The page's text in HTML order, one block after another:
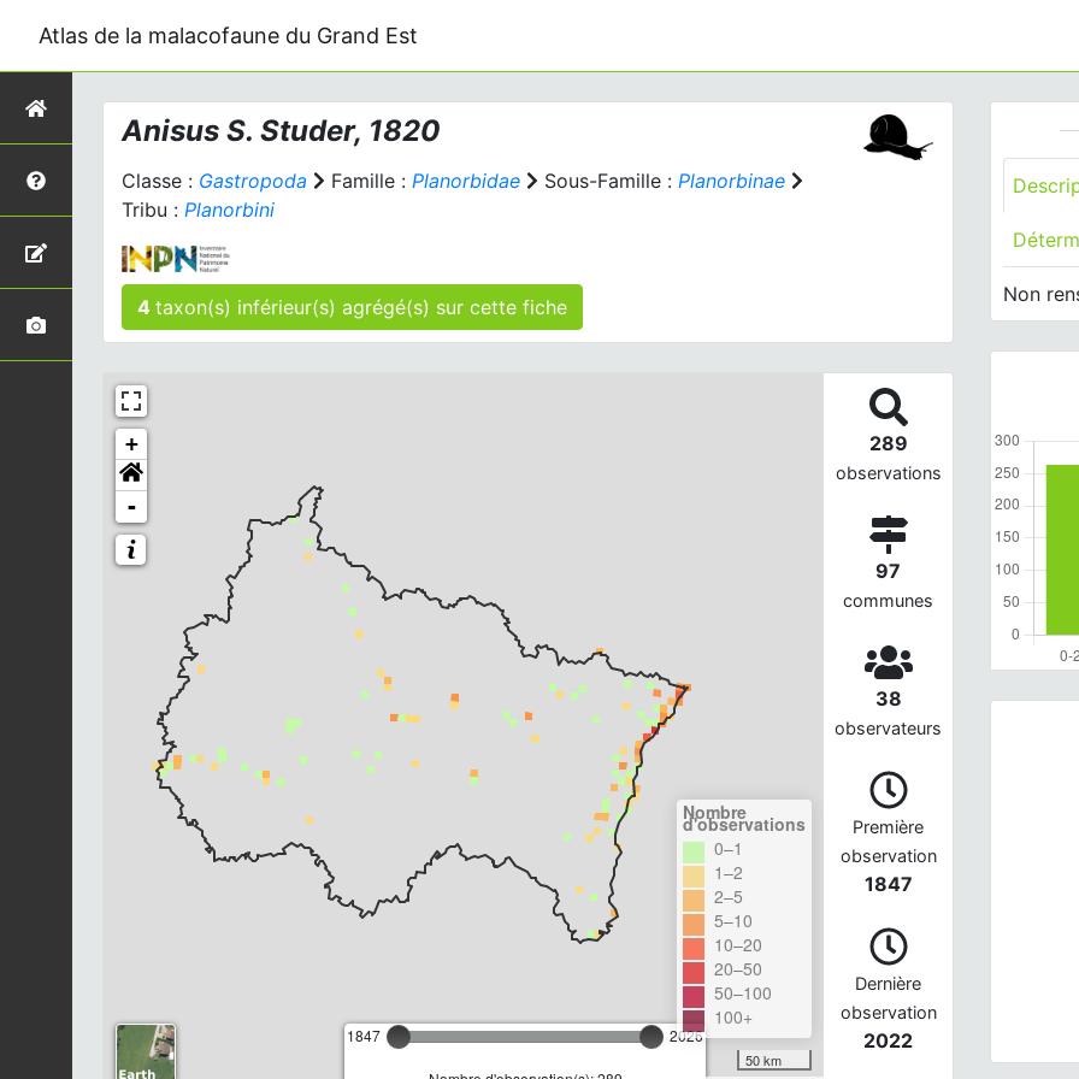
Atlas de la malacofaune du Grand Est
Anisus S. Studer, 1820
Classe : Gastropoda Famille : Planorbidae Sous-Famille : Planorbinae
Tribu : Planorbini
4 taxon(s) inférieur(s) agrégé(s) sur cette fiche
+
-
1847 2026
Nombre
d'observations
0–1
1–2
2–5
5–10
10–20
20–50
50–100
100+
50 km
289
observations
97
communes
38
observateurs
Première
observation
1847
Dernière
observation
2022
Non